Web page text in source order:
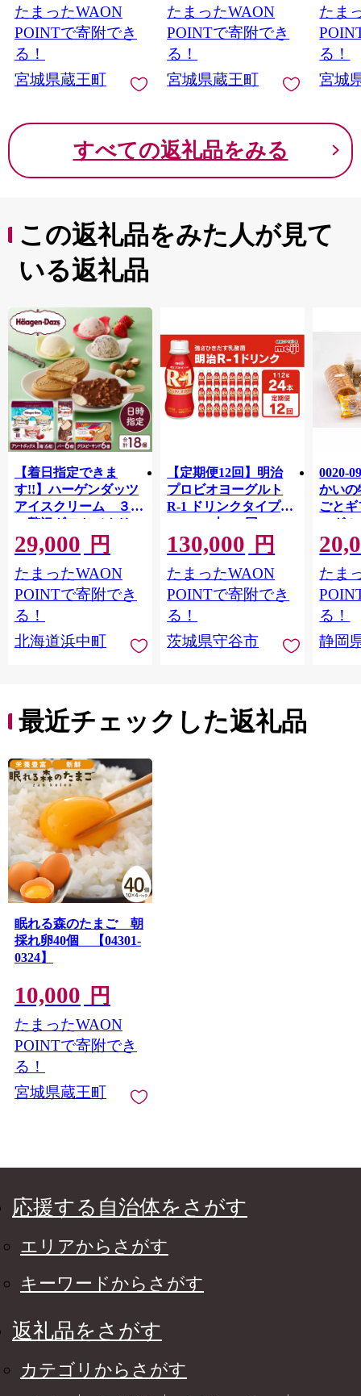
たまったWAON
POINTで寄附でき
る！
宮城県蔵王町
たまったWAON
POINTで寄附でき
る！
宮城県蔵王町
たま
る！
宮城
すべての返礼品をみる
この返礼品をみた人が見て
いる返礼品
【着日指定できま
す!!】ハーゲンダッツ
アイスクリーム ３種
の贅沢ギフト（クリス
ピー・バー・アソート
ボックス）_H0016-123
29,000 円
たまったWAON
POINTで寄附でき
る！
北海道浜中町
【定期便12回】明治
プロビオヨーグルト
R-1 ドリンクタイプ
112g×24本×12回 ヨー
グルトドリンク◇
130,000 円
たまったWAON
POINTで寄附でき
る！
茨城県守谷市
0020-
かいの
ごと
ーグ
キ メ
ン チ
たま
る！
静岡
最近チェックした返礼品
眠れる森のたまご 朝
採れ卵40個 【04301-
0324】
10,000 円
たまったWAON
POINTで寄附でき
る！
宮城県蔵王町
応援する自治体をさがす
エリアからさがす
キーワードからさがす
返礼品をさがす
カテゴリからさがす